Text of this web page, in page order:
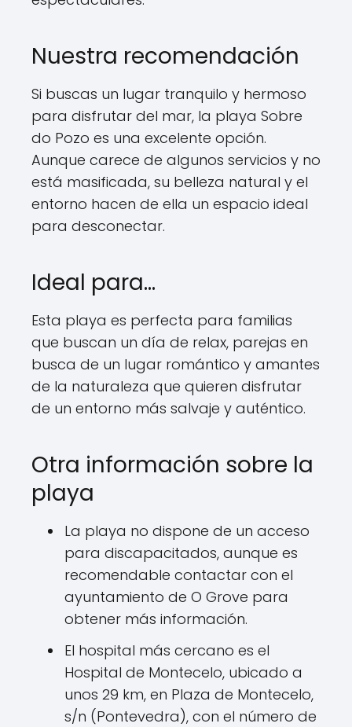
Nuestra recomendación
Si buscas un lugar tranquilo y hermoso
para disfrutar del mar, la playa Sobre
do Pozo es una excelente opción.
Aunque carece de algunos servicios y no
está masificada, su belleza natural y el
entorno hacen de ella un espacio ideal
para desconectar.
Ideal para…
Esta playa es perfecta para familias
que buscan un día de relax, parejas en
busca de un lugar romántico y amantes
de la naturaleza que quieren disfrutar
de un entorno más salvaje y auténtico.
Otra información sobre la
playa
La playa no dispone de un acceso
para discapacitados, aunque es
recomendable contactar con el
ayuntamiento de O Grove para
obtener más información.
El hospital más cercano es el
Hospital de Montecelo, ubicado a
unos 29 km, en Plaza de Montecelo,
s/n (Pontevedra), con el número de